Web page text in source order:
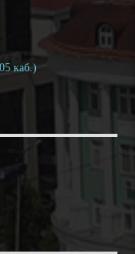
каб.)